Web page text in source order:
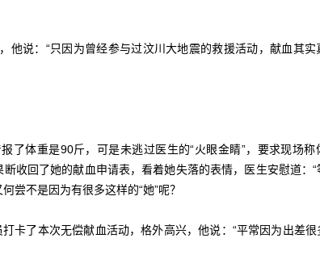
说：“只因为曾经参与过汶川大地震的救援活动，献血其实
体重是90斤，可是未逃过医生的“火眼金睛”，要求现场称
收回了她的献血申请表，看着她失落的表情，医生安慰道：
尝不是因为有很多这样的“她”呢？
卡了本次无偿献血活动，格外高兴，他说：“平常因为出差很